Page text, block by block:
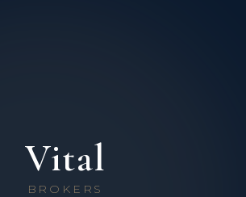
Vital
BROKERS